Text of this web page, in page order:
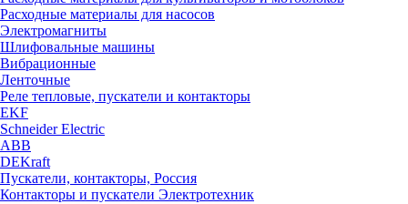
Расходные материалы для насосов
Электромагниты
Шлифовальные машины
Вибрационные
Ленточные
Реле тепловые, пускатели и контакторы
EKF
Schneider Electric
ABB
DEKraft
Пускатели, контакторы, Россия
Контакторы и пускатели Электротехник